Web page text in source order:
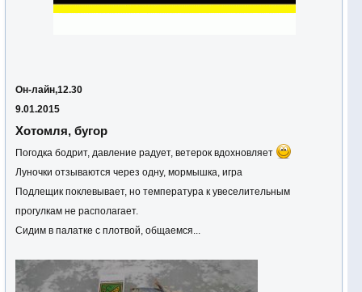
Он-лайн,12.30
9.01.2015
Хотомля, бугор
Погодка бодрит, давление радует, ветерок вдохновляет
Луночки отзываются через одну, мормышка, игра
Подлещик поклевывает, но температура к увеселительным
прогулкам не располагает.
Сидим в палатке с плотвой, общаемся...